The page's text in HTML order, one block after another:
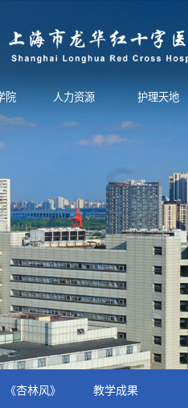
院 人力资源 护理天地
《杏林风》 教学成果